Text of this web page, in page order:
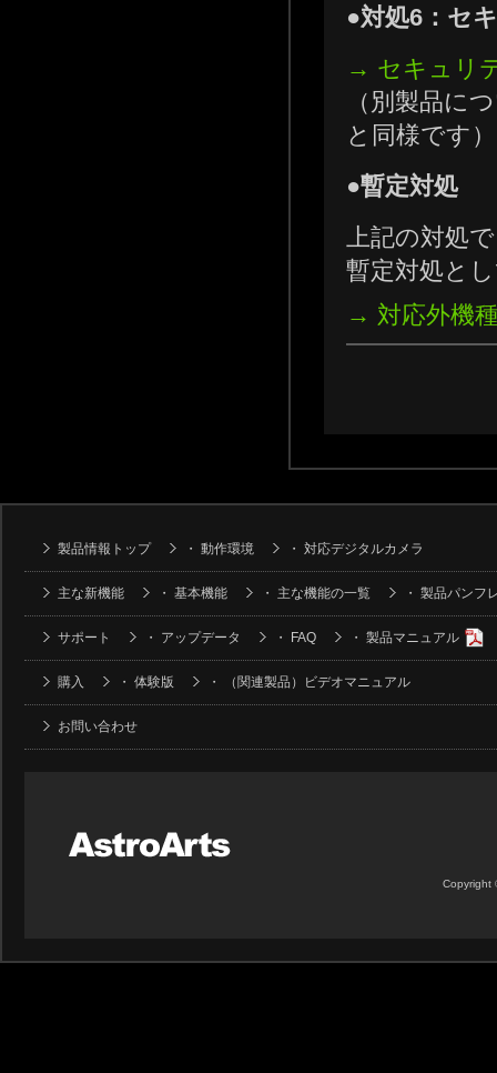
●対処6：セ
→ セキュリ
（別製品に
と同様です）
●暫定対処
上記の対処
暫定対処と
→ 対応外機
製品情報トップ ・ 動作環境 ・ 対応デジタルカメラ
主な新機能 ・ 基本機能 ・ 主な機能の一覧 ・ 製品パンフ
サポート ・ アップデータ ・ FAQ ・ 製品マニュアル
購入 ・ 体験版 ・ （関連製品）ビデオマニュアル
お問い合わせ
Copyright